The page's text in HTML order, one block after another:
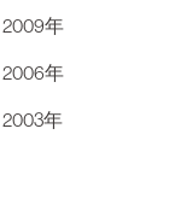
2009年
2006年
2003年